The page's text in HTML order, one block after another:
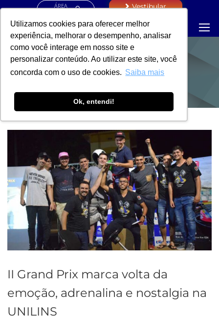
Utilizamos cookies para oferecer melhor
experiência, melhorar o desempenho, analisar
como você interage em nosso site e
personalizar conteúdo. Ao utilizar este site, você
concorda com o uso de cookies. Saiba mais
Ok, entendi!
ÁREA
Vestibular
NOTÍCIAS
II Grand Prix marca volta da
emoção, adrenalina e nostalgia na
UNILINS